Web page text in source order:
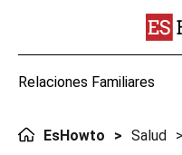
Relaciones Familiares
EsHowto Salud